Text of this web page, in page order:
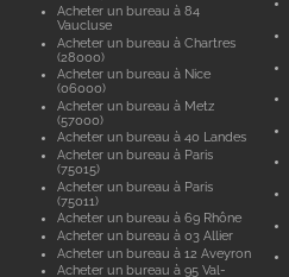
Acheter un bureau à 84
Vaucluse
Acheter un bureau à Chartres
(28000)
Acheter un bureau à Nice
(06000)
Acheter un bureau à Metz
(57000)
Acheter un bureau à 40 Landes
Acheter un bureau à Paris
(75015)
Acheter un bureau à Paris
(75011)
Acheter un bureau à 69 Rhône
Acheter un bureau à 03 Allier
Acheter un bureau à 12 Aveyron
Acheter un bureau à 95 Val-